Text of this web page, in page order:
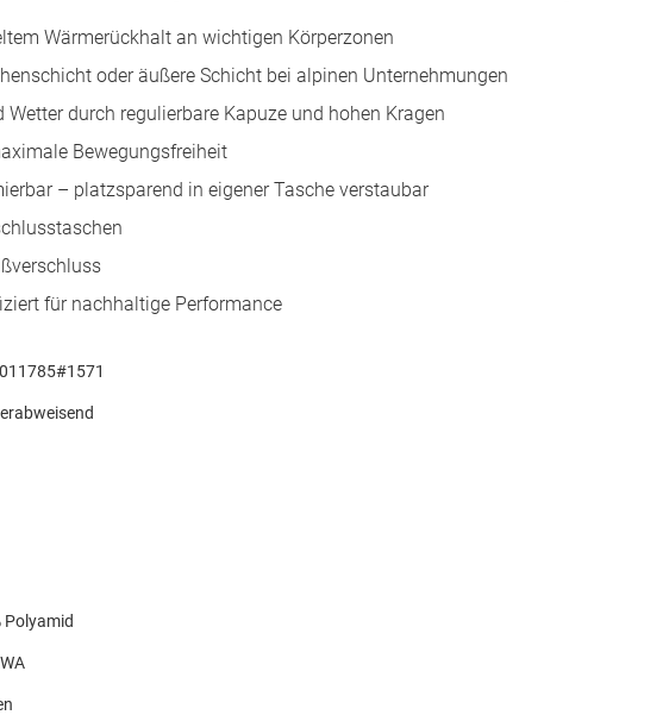
Wärmerückhalt an wichtigen Körperzonen
oder äußere Schicht bei alpinen Unternehmungen
durch regulierbare Kapuze und hohen Kragen
Bewegungsfreiheit
– platzsparend in eigener Tasche verstaubar
für nachhaltige Performance
Polyamid